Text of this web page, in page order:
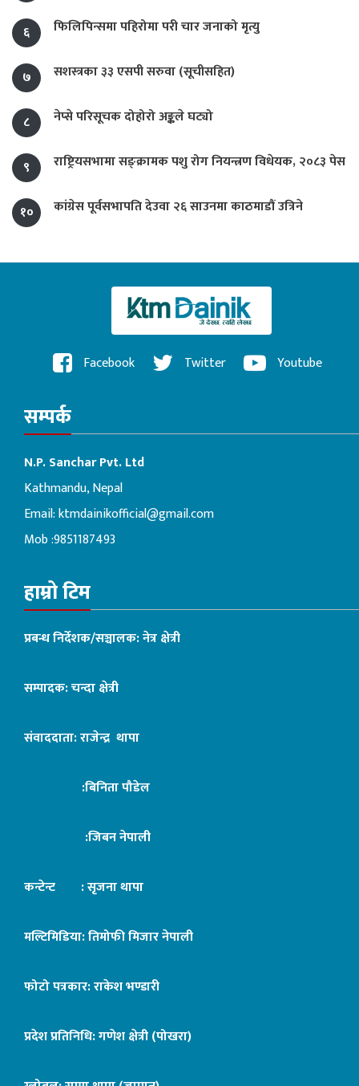
६ फिलिपिन्समा पहिरोमा परी चार जनाको मृत्यु
७ सशस्त्रका ३३ एसपी सरुवा (सूचीसहित)
८ नेप्से परिसूचक दोहोरो अङ्कले घट्यो
९ राष्ट्रियसभामा सङ्क्रामक पशु रोग नियन्त्रण विधेयक, २०८३ पेस
१० कांग्रेस पूर्वसभापति देउवा २६ साउनमा काठमाडौं उत्रिने
Facebook Twitter Youtube
सम्पर्क
N.P. Sanchar Pvt. Ltd
Kathmandu, Nepal
Email:ktmdainikofficial@gmail.com
Mob :9851187493
हाम्रो टिम
प्रबन्ध निर्देशक/सञ्चालक: नेत्र क्षेत्री
सम्पादक: चन्दा क्षेत्री
संवाददाता: राजेन्द्र थापा
:बिनिता पौडेल
:जिबन नेपाली
कन्टेन्ट : सृजना थापा
मल्टिमिडिया: तिमोफी मिजार नेपाली
फोटो पत्रकार: राकेश भण्डारी
प्रदेश प्रतिनिधि: गणेश क्षेत्री (पोखरा)